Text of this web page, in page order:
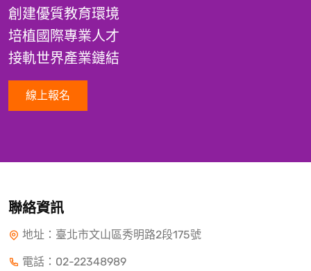
創建優質教育環境
培植國際專業人才
接軌世界產業鏈結
線上報名
聯絡資訊
地址：臺北市文山區秀明路2段175號
電話： 02-22348989